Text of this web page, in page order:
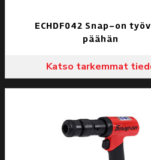
ECHDF042 Snap-on
päähän
Katso tarkemmat